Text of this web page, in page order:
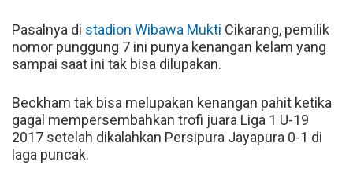
Pasalnya di stadion Wibawa Mukti Cikarang, pemilik
nomor punggung 7 ini punya kenangan kelam yang
sampai saat ini tak bisa dilupakan.
Beckham tak bisa melupakan kenangan pahit ketika
gagal mempersembahkan trofi juara Liga 1 U-19
2017 setelah dikalahkan Persipura Jayapura 0-1 di
laga puncak.